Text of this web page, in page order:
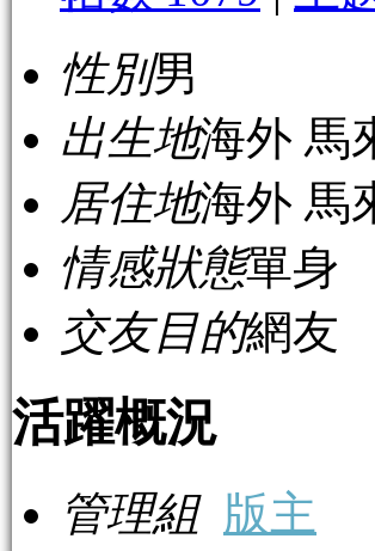
性別男
出生地海外 馬
居住地海外 馬
情感狀態單身
交友目的網友
活躍概況
管理組 版主